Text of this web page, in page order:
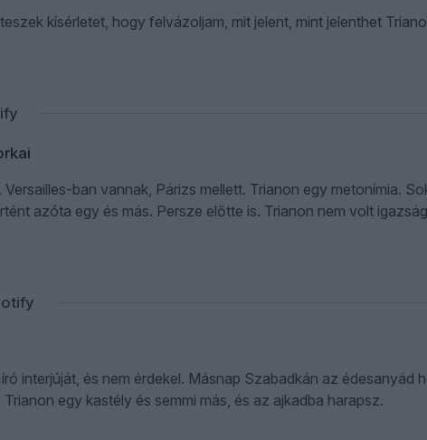
kísérletet, hogy felvázoljam, mit jelent, mint jelenthet
ban vannak, Párizs mellett. Trianon egy metonímia.
azóta egy és más. Persze előtte is. Trianon nem volt
interjúját, és nem érdekel. Másnap Szabadkán az édesanyád
egy kastély és semmi más, és az ajkadba harapsz.